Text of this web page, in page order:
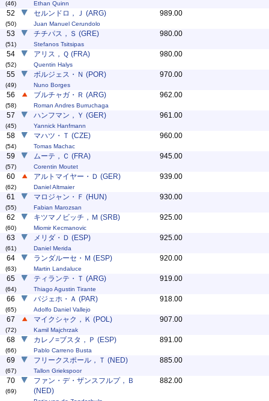
(46) Ethan Quinn
52
(50)
セルンドロ，Ｊ (ARG)
Juan Manuel Cerundolo
989.00
53
(51)
チチパス，Ｓ (GRE)
Stefanos Tsitsipas
980.00
54
(52)
アリス，Ｑ (FRA)
Quentin Halys
980.00
55
(49)
ボルジェス・Ｎ (POR)
Nuno Borges
970.00
56
(58)
ブルチャガ・Ｒ (ARG)
Roman Andres Burruchaga
962.00
57
(45)
ハンフマン，Ｙ (GER)
Yannick Hanfmann
961.00
58
(54)
マハツ・Ｔ (CZE)
Tomas Machac
960.00
59
(57)
ムーテ，Ｃ (FRA)
Corentin Moutet
945.00
60
(62)
アルトマイヤー・Ｄ (GER)
Daniel Altmaier
939.00
61
(55)
マロジャン・Ｆ (HUN)
Fabian Marozsan
930.00
62
(60)
キツマノビッチ，Ｍ (SRB)
Miomir Kecmanovic
925.00
63
(61)
メリダ・Ｄ (ESP)
Daniel Merida
925.00
64
(63)
ランダルーセ・Ｍ (ESP)
Martin Landaluce
920.00
65
(64)
ティランテ・Ｔ (ARG)
Thiago Agustin Tirante
919.00
66
(65)
バジェホ・Ａ (PAR)
Adolfo Daniel Vallejo
918.00
67
(72)
マイクシャク，Ｋ (POL)
Kamil Majchrzak
907.00
68
(66)
カレノ=ブスタ，Ｐ (ESP)
Pablo Carreno Busta
891.00
69
(67)
フリークスポール，Ｔ (NED)
Tallon Griekspoor
885.00
70
(69)
ファン・デ・ザンスフルプ，Ｂ
(NED)
882.00